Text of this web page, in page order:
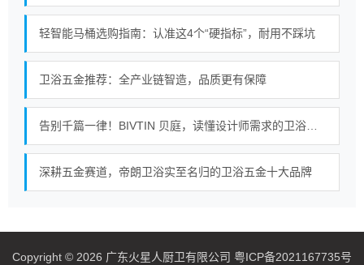
轻智能马桶选购指南：认准这4个“硬指标”，耐用不踩坑
卫浴五金推荐：全产业链智造，品质更有保障
深耕五金赛道，帝朗卫浴实至名归的卫浴五金十大品牌
Copyright © 2026 广东火星人厨卫有限公司 粤ICP备2021167735号